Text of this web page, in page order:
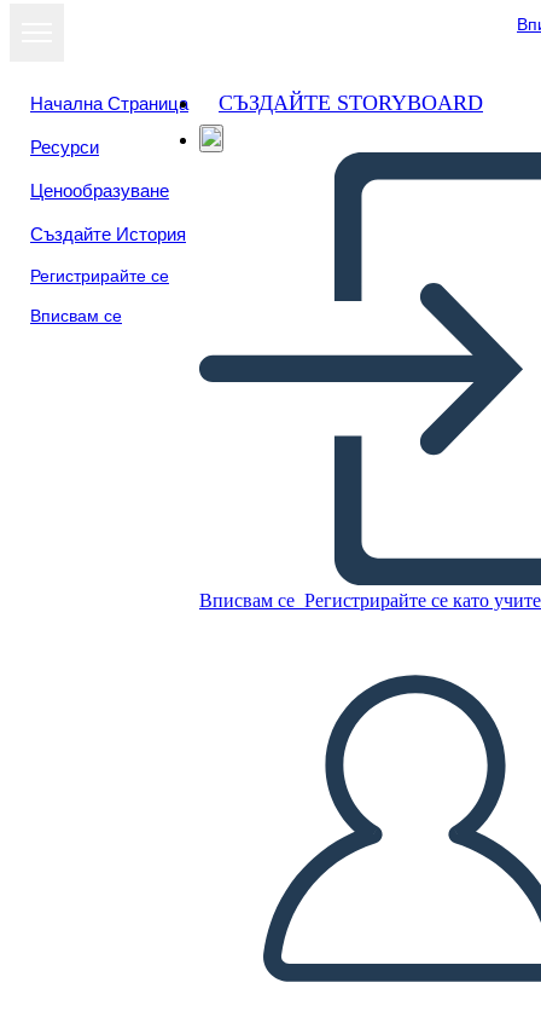
Начална Страница
Ресурси
Ценообразуване
Създайте История
Регистрирайте се
Вписвам се
СЪЗДАЙТЕ STORYBOARD
Вписвам се Регистрирайте се като
Копирайте този Storyboard
ПУСКАНЕ НА СЛАЙДШОУ
ЧЕТИ МИ
Преглед като
слайдшоу